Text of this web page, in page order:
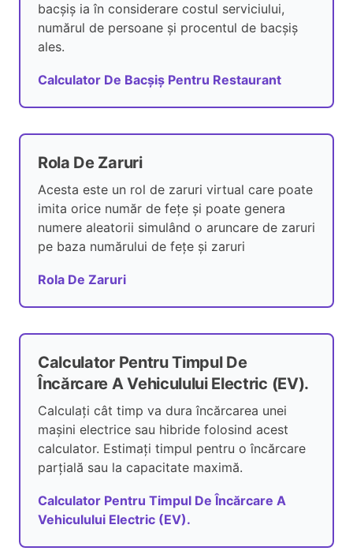
bacșiș ia în considerare costul serviciului,
numărul de persoane și procentul de bacșiș
ales.
Calculator De Bacșiș Pentru Restaurant
Rola De Zaruri
Acesta este un rol de zaruri virtual care poate
imita orice număr de fețe și poate genera
numere aleatorii simulând o aruncare de zaruri
pe baza numărului de fețe și zaruri
Rola De Zaruri
Calculator Pentru Timpul De
Încărcare A Vehiculului Electric (EV).
Calculați cât timp va dura încărcarea unei
mașini electrice sau hibride folosind acest
calculator. Estimați timpul pentru o încărcare
parțială sau la capacitate maximă.
Calculator Pentru Timpul De Încărcare A
Vehiculului Electric (EV).